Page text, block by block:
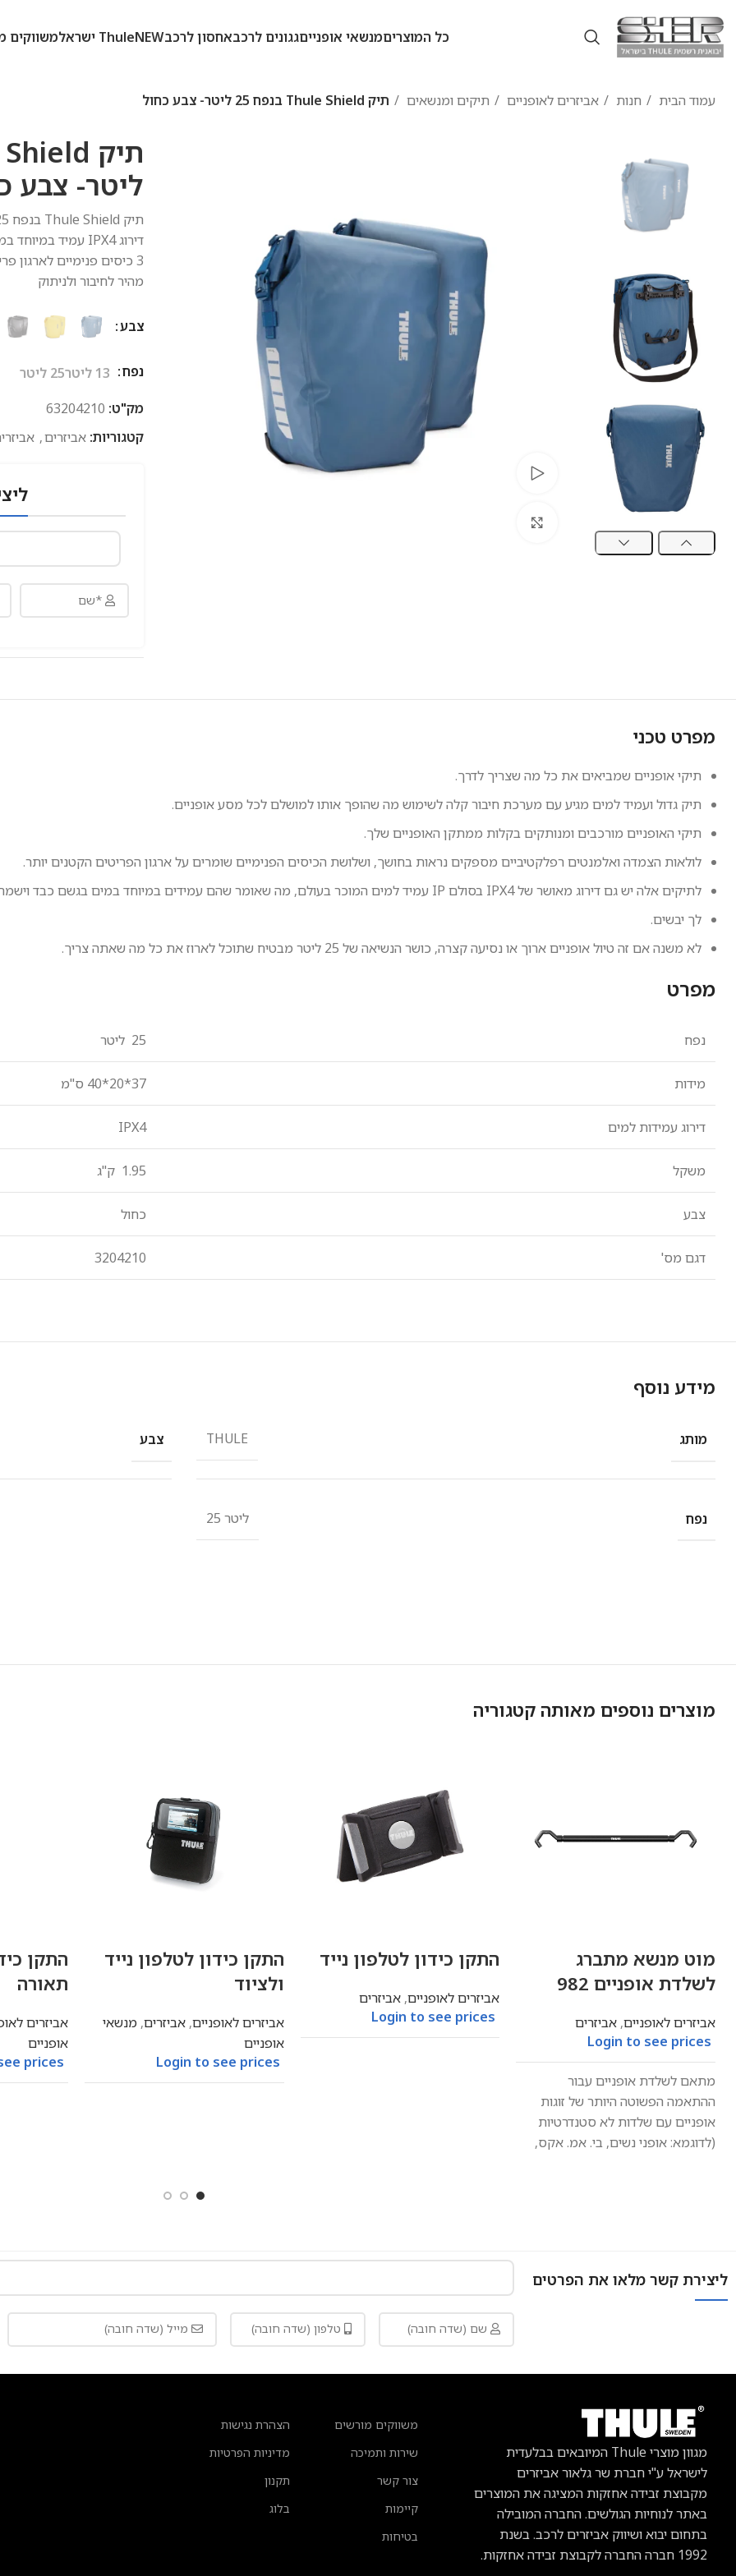
כל המוצריםמנשאי אופנייםגגונים לרכבאחסון לרכבNEWThule ישראל משווקים
עמוד הבית חנות אביזרים לאופניים תיקים ומנשאים תיק Thule Shield בנפח 25 ליטר- צבע כחול
ליטר- צבע
תיק Thule Shield בנפח 25 ליטר – צבע כחול
דירוגIPX4 עמיד במיוחד
3 כיסים פנימיים לארגון פריטים
מהיר לחיבור ולניתוק
צבע
נפח 13 ליטר
25 ליטר
מק"ט: 63204210
קטגוריות: אביזרים,
מפרט טכני
תיקי אופניים שמביאים את כל מה שצריך לדרך.
תיק גדול ועמיד למים מגיע עם מערכת חיבור קלה לשימוש מה שהופך אותו למושלם לכל מסע אופניים.
תיקי האופניים מורכבים ומנותקים בקלות ממתקן האופניים שלך.
לולאות הצמדה ואלמנטים רפלקטיביים מספקים נראות בחושך, ושלושת הכיסים הפנימיים שומרים על ארגון הפריטים הקטנים יותר.
לתיקים אלה יש גם דירוג מאושר שלIPX4 בסולם IP עמיד למים המוכר בעולם, מה שאומר שהם עמידים במיוחד במים בגשם כבד
לך יבשים.
לא משנה אם זה טיול אופניים ארוך או נסיעה קצרה, כושר הנשיאה של 25 ליטר מבטיח שתוכל לארוז את כל מה שאתה צריך.
מפרט
נפח 25 ליטר
מידות 37*20*40 ס"מ
דירוג עמידות למים IPX4
משקל 1.95 ק"ג
צבע כחול
דגם מס' 3204210
מידע נוסף
מותג THULE צבע
נפח 25 ליטר
מוצרים נוספים מאותה קטגוריה
מוט מנשא מתברג
לשלדת אופניים 982
אביזרים לאופניים,אביזרים
Login to see prices
מתאם לשלדת אופניים עבור
ההתאמה הפשוטה היותר של זוגות
אופניים עם שלדות לא סטנדרטיות
(לדוגמא: אופני נשים, בי. אמ. אקס,
התקן כידון לטלפון נייד
אביזרים לאופניים, אביזרים
Login to see prices
התקן כידון לטלפון נייד
ולציוד
אביזרים לאופניים,אביזרים,מנשאי
אופניים
Login to see prices
התקן
תאורה
אביזרים
אופניים
prices
ליצירת קשר מלאו את הפרטים
מגוון מוצרי Thule
המיובאים בבלעדית
לישראל ע"י חברת שר גלאור אביזרים
מקבוצת זבידה אחזקות המציגה את המוצרים
באתר לנוחיות הגולשים. החברה המובילה
בתחום יבוא ושיווק אביזרים לרכב.בשנת
1992 חברה החברה לקבוצת זבידה אחזקות.
משווקים מורשים
שירות ותמיכה
צור קשר
קיימות
בטיחות
הצהרת נגישות
מדיניות הפרטיות
תקנון
בלוג